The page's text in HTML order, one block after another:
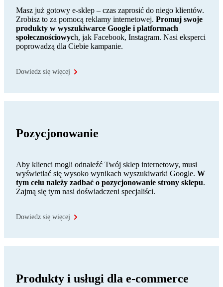
Masz już gotowy e-sklep – czas zaprosić do niego klientów.
Zrobisz to za pomocą reklamy internetowej. Promuj swoje
produkty w wyszukiwarce Google i platformach
społecznościowych, jak Facebook, Instagram. Nasi eksperci
poprowadzą dla Ciebie kampanie.
Dowiedz się więcej
Pozycjonowanie
Aby klienci mogli odnaleźć Twój sklep internetowy, musi
wyświetlać się wysoko wynikach wyszukiwarki Google. W
tym celu należy zadbać o pozycjonowanie strony sklepu.
Zajmą się tym nasi doświadczeni specjaliści.
Dowiedz się więcej
Produkty i usługi dla e-commerce